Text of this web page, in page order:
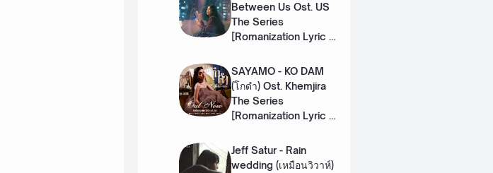
Between Us Ost. US
The Series
[Romanization Lyric +
SAYAMO - KO DAM
(โกดำ) Ost. Khemjira
The Series
[Romanization Lyric +
Jeff Satur - Rain
wedding (เหมือนวิวาห์)